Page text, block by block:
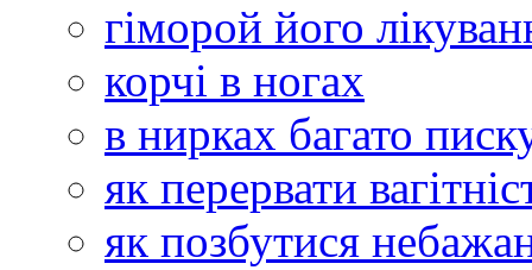
гіморой його
корчі в ногах
в нирках багато
як перервати
як позбутися